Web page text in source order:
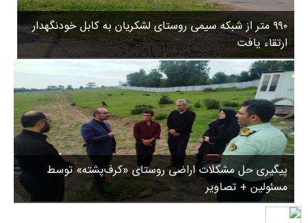
ورزشی
سیاسی
چندرسانه ای
مسیر گردشگری دیلمان
درباره ما
۹۹۰ متر از شبکه سیمی روستای لشکریان به کابل خودنگهدار
ارتقاء یافت
پیگیری حل مشکلات اراضی روستای «کرف‌پشته» توسط
مسئولین + تصاویر
۵
۸
ب
ا
ز
ن
ش
س
ت
ش
د
.